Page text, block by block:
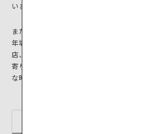
います。
また、清水寺へと続く参道である3つ
年坂」「産寧坂」には、和雑貨店、伝
店、食事処、茶屋などが軒を連ね、参
寄り道を楽しみながら清水寺まで歩く
な時間です。